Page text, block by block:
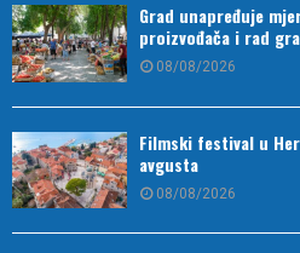
Grad unapređuje
proizvođača i rad
08/08/2026
Filmski festival u
avgusta
08/08/2026